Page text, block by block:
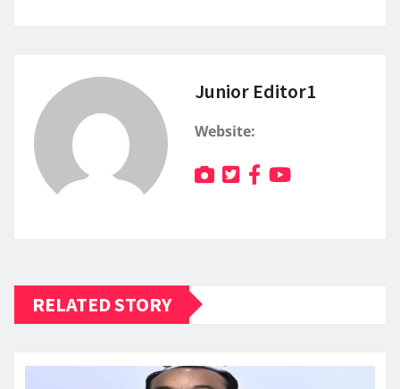
Junior Editor1
Website:
RELATED STORY